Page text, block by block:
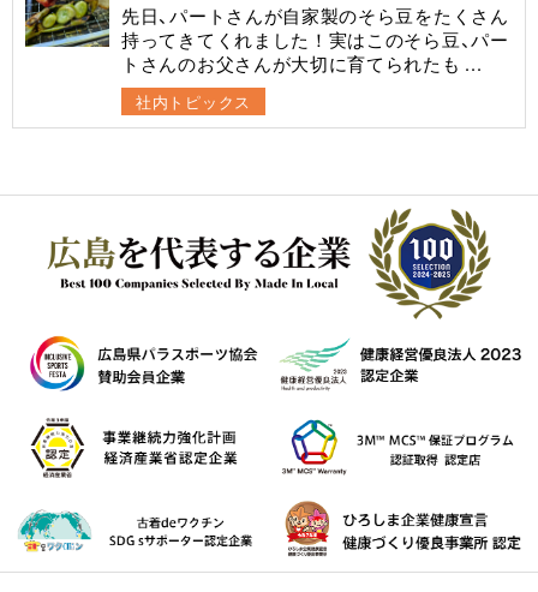
先日、パートさんが自家製のそら豆をたくさん
持ってきてくれました！実はこのそら豆、パー
トさんのお父さんが大切に育てられたも ...
社内トピックス